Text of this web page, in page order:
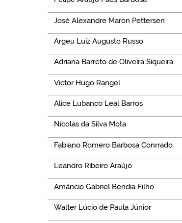
José Alexandre Maron Pettersen
Argeu Luiz Augusto Russo
Adriana Barreto de Oliveira Siqueira
Victor Hugo Rangel
Alice Lubanco Leal Barros
Nícolas da Silva Mota
Fabiano Romero Barbosa Conrrado
Leandro Ribeiro Araújo
Amâncio Gabriel Bendia Filho
Walter Lúcio de Paula Júnior